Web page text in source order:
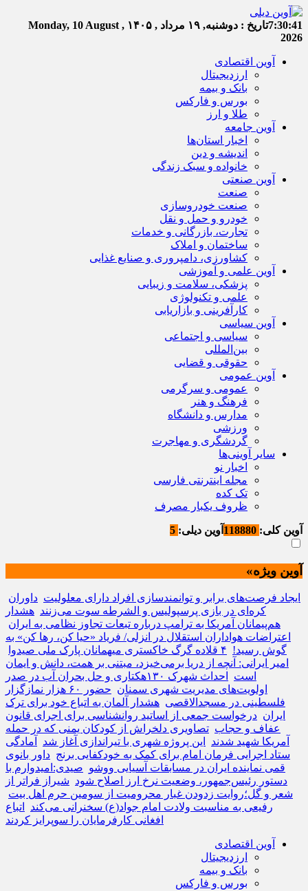
7:30:41تاریخ : دوشنبه, ۱۹ مرداد , ۱۴۰۵
Monday, 10 August ,
2026
آوین اقتصادی
ارزدیجیتال
بانک و بیمه
بورس و فارکس
طلا و ارز
آوین جامعه
اخبار استان‌ها
اندیشه و دین
خانواده و سبک زندگی
آوین صنعتی
صنعت
صنعت خودروسازی
خودرو و حمل و نقل
تجارت، بازرگانی و خدمات
ساختمان و املاک
کشاورزی، دامپروری و صنایع غذایی
آوین علمی و آموزشی
پزشکی، سلامت و زیبایی
علمی و تکنولوژی
کارآفرینی و بازاریابی
آوین سیاسی
سیاسی و اجتماعی
بین‌المللی
حقوقی و قضایی
آوین عمومی
عمومی و سرگرمی
فرهنگ و هنر
مدارس و دانشگاه
ورزشی
گردشگری و مهاجرت
سایر آوینی‌ها
اخبار نو
مجله اینترنتی فارسی
تک کده
ظروف یکبار مصرف
آوین کلی: آوین دیلی:
آوین ویژه»
ایجاد فرصت‌های برابر و توانمندسازی افراد دارای معلولیت داوران
کره‌ای در بازی پرسپولیس و الشرطه سوت می‌زنند هشدار
هم‌پیمانان آمریکا به ترامپ درباره تبعات تجاوز نظامی به ایران
اعتراضات هواداران استقلال در انزلی/ فریاد «حیا کن، رها کن» به
گوش رسید! ۴ قلاده گرگ خاکستری میهمانان پارک ملی صیدوا
امیر ایرانی: آنچه از دریا برمی‌خیزد، مبتنی بر همت، دانش و ایمان
است
احداث شهرک ۱۳۰هکتاری و حل بحران آب در صدر
اولویت‌های مدیریت شهری سمنان
حضور ۶۰ هزار نمازگزار
فلسطینی در مسجدالاقصی هشدار آلمان به اتباع خود برای ترک
ایران درخواست جمعی از اساتید روانشناسی برای اجرای قانون
عفاف و حجاب تصاویری دلخراش از کودکان یمنی که در حمله
آمریکا شهید شدند
این پروژه شهری با تیراندازی آغاز شد
آمادگی
ستاد اجرایی فرمان امام برای کمک به خودکفایی برنج داور بانوی
قمی نماینده ایران در مسابقات آسیایی ووشو صیدی:امیدوارم با
دستور رئیس‌جمهور، وضعیت نرخ ارز اصلاح شود شیراز فراتر از
شعر و گل؛روایت زدودن غبار محرومیت از سومین حرم اهل بیت
رفیعی به مناسبت ولادت امام جواد(ع) سخنرانی می‌کند
اتباع
افغانی کارفرمایان را سوپرایز کردند
آوین اقتصادی
ارزدیجیتال
بانک و بیمه
بورس و فارکس